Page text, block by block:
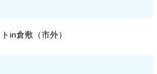
in倉敷（市外）